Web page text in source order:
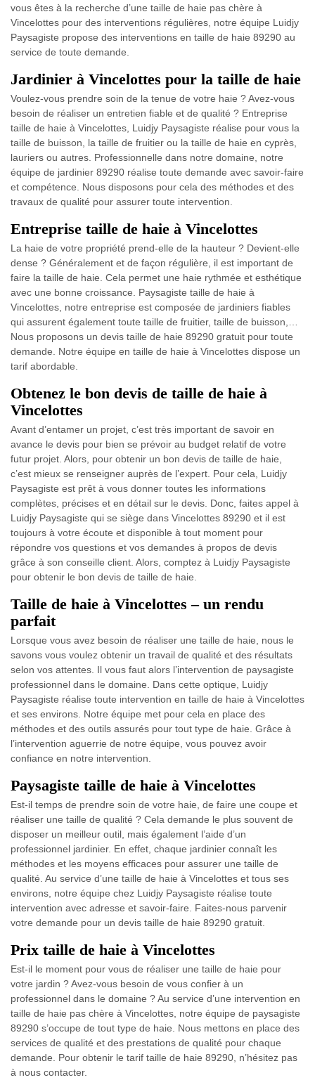
vous êtes à la recherche d’une taille de haie pas chère à
Vincelottes pour des interventions régulières, notre équipe Luidjy
Paysagiste propose des interventions en taille de haie 89290 au
service de toute demande.
Jardinier à Vincelottes pour la taille de haie
Voulez-vous prendre soin de la tenue de votre haie ? Avez-vous
besoin de réaliser un entretien fiable et de qualité ? Entreprise
taille de haie à Vincelottes, Luidjy Paysagiste réalise pour vous la
taille de buisson, la taille de fruitier ou la taille de haie en cyprès,
lauriers ou autres. Professionnelle dans notre domaine, notre
équipe de jardinier 89290 réalise toute demande avec savoir-faire
et compétence. Nous disposons pour cela des méthodes et des
travaux de qualité pour assurer toute intervention.
Entreprise taille de haie à Vincelottes
La haie de votre propriété prend-elle de la hauteur ? Devient-elle
dense ? Généralement et de façon régulière, il est important de
faire la taille de haie. Cela permet une haie rythmée et esthétique
avec une bonne croissance. Paysagiste taille de haie à
Vincelottes, notre entreprise est composée de jardiniers fiables
qui assurent également toute taille de fruitier, taille de buisson,…
Nous proposons un devis taille de haie 89290 gratuit pour toute
demande. Notre équipe en taille de haie à Vincelottes dispose un
tarif abordable.
Obtenez le bon devis de taille de haie à
Vincelottes
Avant d’entamer un projet, c’est très important de savoir en
avance le devis pour bien se prévoir au budget relatif de votre
futur projet. Alors, pour obtenir un bon devis de taille de haie,
c’est mieux se renseigner auprès de l’expert. Pour cela, Luidjy
Paysagiste est prêt à vous donner toutes les informations
complètes, précises et en détail sur le devis. Donc, faites appel à
Luidjy Paysagiste qui se siège dans Vincelottes 89290 et il est
toujours à votre écoute et disponible à tout moment pour
répondre vos questions et vos demandes à propos de devis
grâce à son conseille client. Alors, comptez à Luidjy Paysagiste
pour obtenir le bon devis de taille de haie.
Taille de haie à Vincelottes – un rendu
parfait
Lorsque vous avez besoin de réaliser une taille de haie, nous le
savons vous voulez obtenir un travail de qualité et des résultats
selon vos attentes. Il vous faut alors l’intervention de paysagiste
professionnel dans le domaine. Dans cette optique, Luidjy
Paysagiste réalise toute intervention en taille de haie à Vincelottes
et ses environs. Notre équipe met pour cela en place des
méthodes et des outils assurés pour tout type de haie. Grâce à
l’intervention aguerrie de notre équipe, vous pouvez avoir
confiance en notre intervention.
Paysagiste taille de haie à Vincelottes
Est-il temps de prendre soin de votre haie, de faire une coupe et
réaliser une taille de qualité ? Cela demande le plus souvent de
disposer un meilleur outil, mais également l’aide d’un
professionnel jardinier. En effet, chaque jardinier connaît les
méthodes et les moyens efficaces pour assurer une taille de
qualité. Au service d’une taille de haie à Vincelottes et tous ses
environs, notre équipe chez Luidjy Paysagiste réalise toute
intervention avec adresse et savoir-faire. Faites-nous parvenir
votre demande pour un devis taille de haie 89290 gratuit.
Prix taille de haie à Vincelottes
Est-il le moment pour vous de réaliser une taille de haie pour
votre jardin ? Avez-vous besoin de vous confier à un
professionnel dans le domaine ? Au service d’une intervention en
taille de haie pas chère à Vincelottes, notre équipe de paysagiste
89290 s’occupe de tout type de haie. Nous mettons en place des
services de qualité et des prestations de qualité pour chaque
demande. Pour obtenir le tarif taille de haie 89290, n’hésitez pas
à nous contacter.